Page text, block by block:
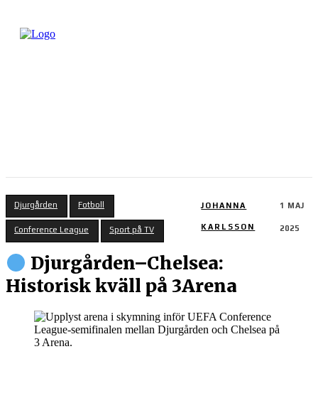
Djurgården Fotboll
Conference League Sport på TV
JOHANNA
KARLSSON
1 MAJ
2025
Djurgården–Chelsea:
Historisk kväll på 3Arena